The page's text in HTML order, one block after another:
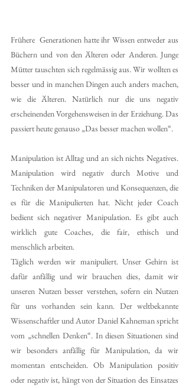
Frühere  Generationen hatte ihr Wissen entweder aus
Büchern und von den Älteren oder Anderen. Junge
Mütter tauschten sich regelmässig aus. Wir wollten es
besser und in manchen Dingen auch anders machen,
wie die Älteren. Natürlich nur die uns negativ
erscheinenden Vorgehensweisen in der Erziehung. Das
passiert heute genauso „Das besser machen wollen“.
Manipulation ist Alltag und an sich nichts Negatives.
Manipulation wird negativ durch Motive und
Techniken der Manipulatoren und Konsequenzen, die
es für die Manipulierten hat. Nicht jeder Coach
bedient sich negativer Manipulation. Es gibt auch
wirklich gute Coaches, die fair, ethisch und
menschlich arbeiten.
Täglich werden wir manipuliert. Unser Gehirn ist
dafür anfällig und wir brauchen dies, damit wir
unseren Nutzen besser verstehen, sofern ein Nutzen
für uns vorhanden sein kann. Der weltbekannte
Wissenschaftler und Autor Daniel Kahneman spricht
vom „schnellen Denken“. In diesen Situationen sind
wir besonders anfällig für Manipulation, da wir
momentan entscheiden. Ob Manipulation positiv
oder negativ ist, hängt von der Situation des Einsatzes